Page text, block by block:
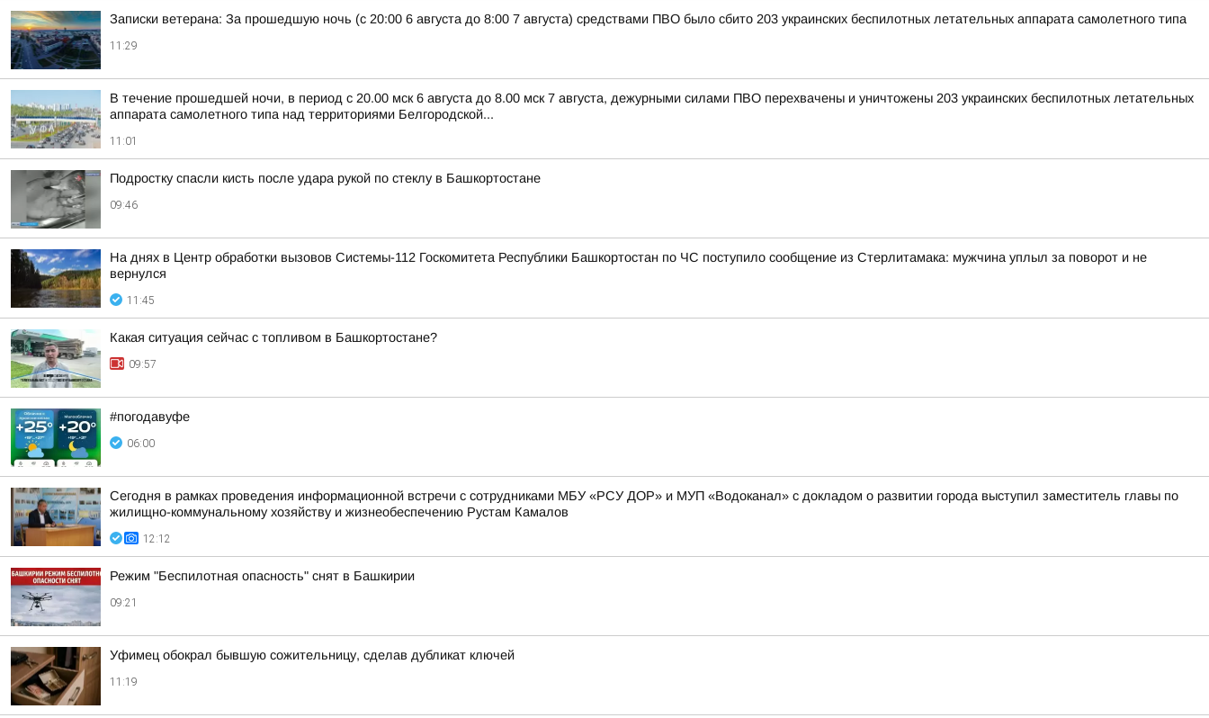
Записки ветерана: За прошедшую ночь (с 20:00 6 августа до 8:00 7 августа) средствами ПВО было сбито 203 украинских беспилотных летательных аппарата самолетного типа
11:29
В течение прошедшей ночи, в период с 20.00 мск 6 августа до 8.00 мск 7 августа, дежурными силами ПВО перехвачены и уничтожены 203 украинских беспилотных летательных
аппарата самолетного типа над территориями Белгородской...
11:01
Подростку спасли кисть после удара рукой по стеклу в Башкортостане
09:46
На днях в Центр обработки вызовов Системы-112 Госкомитета Республики Башкортостан по ЧС поступило сообщение из Стерлитамака: мужчина уплыл за поворот и не
вернулся
11:45
Какая ситуация сейчас с топливом в Башкортостане?
09:57
#погодавуфе
06:00
Сегодня в рамках проведения информационной встречи с сотрудниками МБУ «РСУ ДОР» и МУП «Водоканал» с докладом о развитии города выступил заместитель главы по
жилищно-коммунальному хозяйству и жизнеобеспечению Рустам Камалов
12:12
Режим "Беспилотная опасность" снят в Башкирии
09:21
Уфимец обокрал бывшую сожительницу, сделав дубликат ключей
11:19